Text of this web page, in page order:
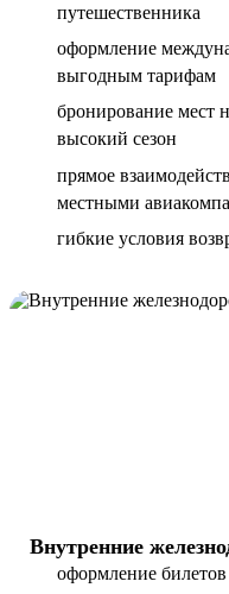
путешественника
оформление
выгодным тарифам
бронирование мест
высокий сезон
прямое
местными
гибкие условия
Внутренние
оформление